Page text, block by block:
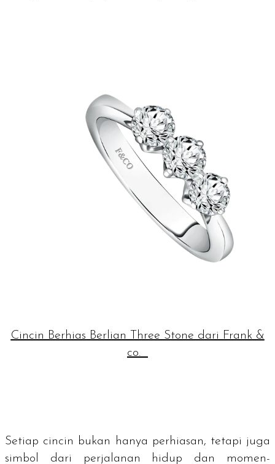
Cincin Berhias Berlian Three Stone dari Frank &
co.
Setiap cincin bukan hanya perhiasan, tetapi juga
simbol dari perjalanan hidup dan momen-